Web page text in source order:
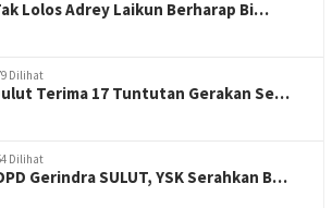
Lolos Adrey Laikun Berharap Bi…
Dilihat
Terima 17 Tuntutan Gerakan Se…
Dilihat
Gerindra SULUT, YSK Serahkan B…